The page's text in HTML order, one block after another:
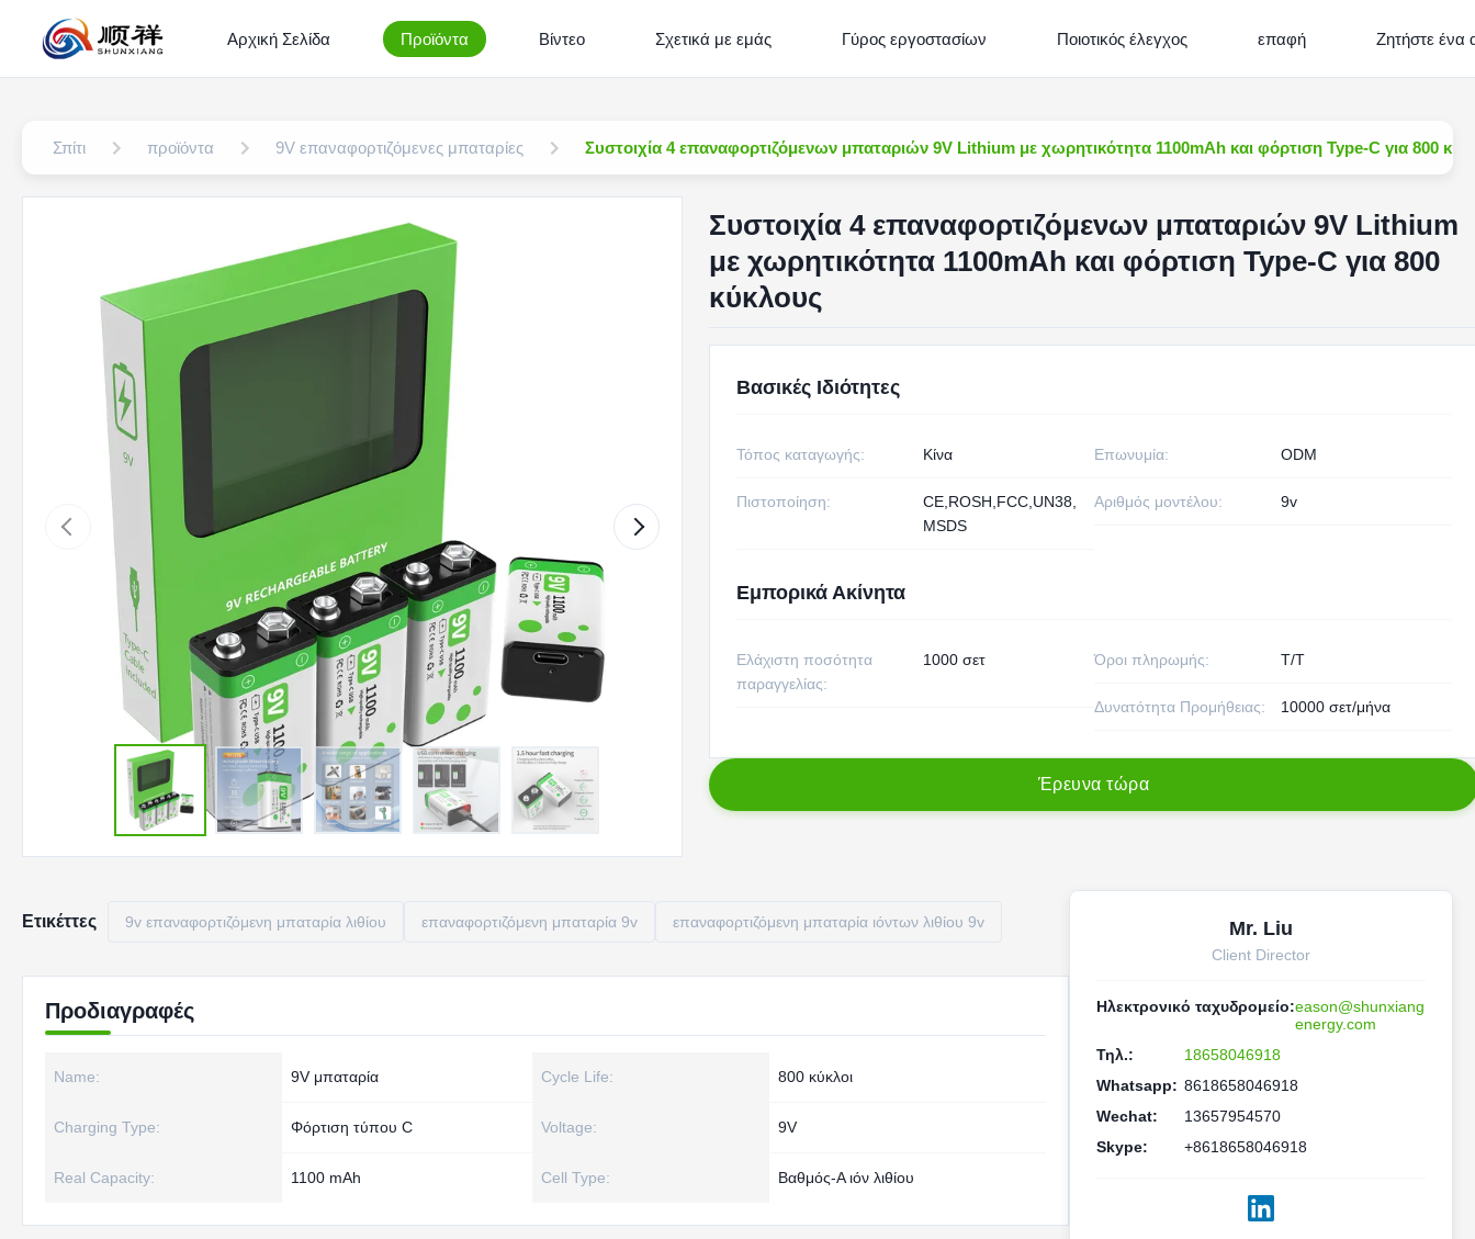
Αρχική Σελίδα Προϊόντα Βίντεο Σχετικά με εμάς Γύρος εργοστασίων Ποιοτικός έλεγχος επαφή Ζητήστε
Σπίτι προϊόντα 9V επαναφορτιζόμενες μπαταρίες Συστοιχία 4 επαναφορτιζόμενων μπαταριών 9V Lithium με χωρητικότητα 1100mAh και φόρτιση Type-C για 800
Συστοιχία 4 επαναφορτιζόμενων μπαταριών 9V Lithium
με χωρητικότητα 1100mAh και φόρτιση Type-C για 800
κύκλους
Βασικές Ιδιότητες
Τόπος καταγωγής: Κίνα Επωνυμία: ODM
Πιστοποίηση:
CE,ROSH,FCC,UN38,
MSDS
Αριθμός μοντέλου: 9v
Εμπορικά Ακίνητα
Ελάχιστη ποσότητα
παραγγελίας:
1000 σετ Όροι πληρωμής: T/T
Δυνατότητα Προμήθειας: 10000 σετ/μήνα
Έρευνα τώρα
Ετικέττες 9v επαναφορτιζόμενη μπαταρία λιθίου επαναφορτιζόμενη μπαταρία 9v επαναφορτιζόμενη μπαταρία ιόντων λιθίου 9v
Προδιαγραφές
Name: 9V μπαταρία Cycle Life: 800 κύκλοι
Charging Type: Φόρτιση τύπου C Voltage: 9V
Real Capacity: 1100 mAh Cell Type: Βαθμός-Α ιόν λιθίου
Mr. Liu
Client Director
Ηλεκτρονικό ταχυδρομείο:eason@shunxiang
energy.com
Τηλ.:
18658046918
Whatsapp: 8618658046918
Wechat:
13657954570
Skype:
+8618658046918